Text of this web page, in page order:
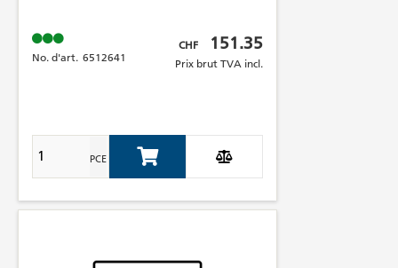
Prix brut TVA incl.
CHF 151.35
Prix brut TVA incl.
No. d'art. 6512641
PCE Add to Cart